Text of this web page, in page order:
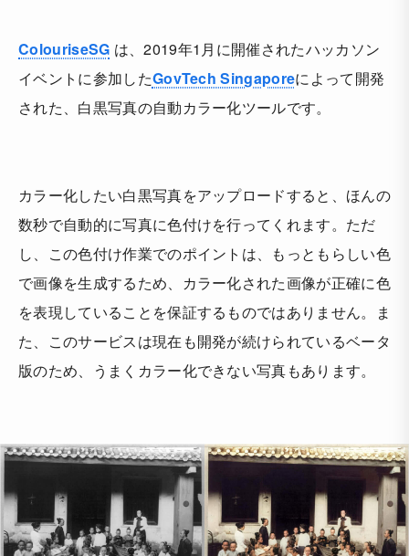
ColouriseSG は、2019年1月に開催されたハッカソン
イベントに参加したGovTech Singaporeによって開発
された、白黒写真の自動カラー化ツールです。
カラー化したい白黒写真をアップロードすると、ほんの
数秒で自動的に写真に色付けを行ってくれます。ただ
し、この色付け作業でのポイントは、もっともらしい色
で画像を生成するため、カラー化された画像が正確に色
を表現していることを保証するものではありません。ま
た、このサービスは現在も開発が続けられているベータ
版のため、うまくカラー化できない写真もあります。